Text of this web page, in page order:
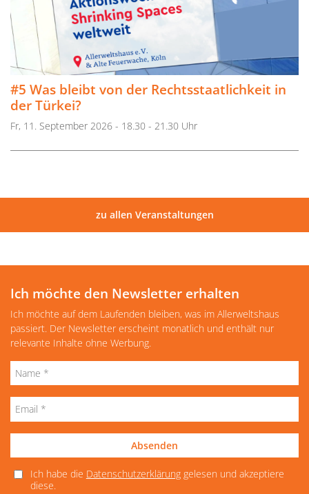
#5 Was bleibt von der Rechtsstaatlichkeit in
der Türkei?
Fr, 11. September 2026 - 18.30 - 21.30 Uhr
zu allen Veranstaltungen
Ich möchte den Newsletter erhalten
Ich möchte auf dem Laufenden bleiben, was im Allerweltshaus
passiert. Der Newsletter erscheint monatlich und enthält nur
relevante Inhalte ohne Werbung.
Absenden
Ich habe die Datenschutzerklärunggelesen und akzeptiere
diese.